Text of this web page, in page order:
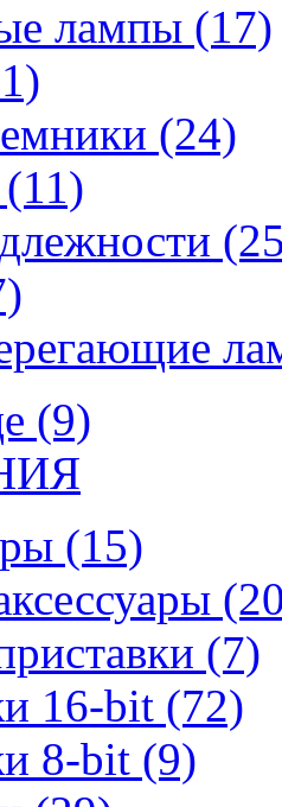
лампы (17)
(24)
(11)
(9)
(15)
(7)
16-bit (72)
8-bit (9)